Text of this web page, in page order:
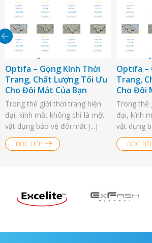
Optifa – Gọng Kính Thời
Trang, Chất Lượng Tối Ưu
Cho Đôi Mắt Của Bạn
Trong thế giới thời trang hiện
đại, kính mắt không chỉ là một
vật dụng bảo vệ đôi mắt [...]
ĐỌC TIẾP
Optifa –
Trang,
Cho Đôi
Trong thế
đại, kính
vật dụng
ĐỌC